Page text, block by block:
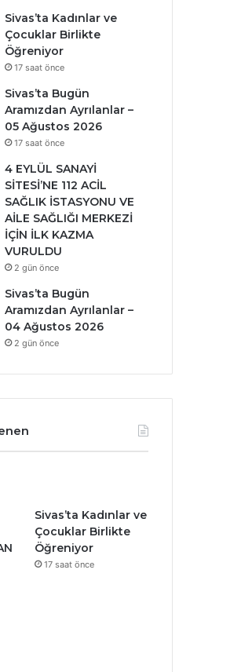
Sivas’ta Kadınlar ve
Çocuklar Birlikte
Öğreniyor
17 saat önce
Sivas’ta Bugün
Aramızdan Ayrılanlar –
05 Ağustos 2026
17 saat önce
4 EYLÜL SANAYİ
SİTESİ’NE 112 ACİL
SAĞLIK İSTASYONU VE
AİLE SAĞLIĞI MERKEZİ
İÇİN İLK KAZMA
VURULDU
2 gün önce
Sivas’ta Bugün
Aramızdan Ayrılanlar –
04 Ağustos 2026
2 gün önce
Sivas’ta Kadınlar ve
Çocuklar Birlikte
Öğreniyor
17 saat önce